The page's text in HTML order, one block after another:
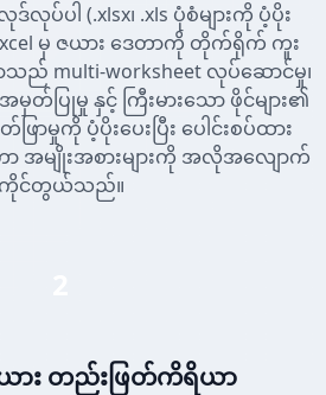
လုပ်ပါ (.xlsx၊ .xls ပုံစံများကို ပံ့ပိုး
မှ ဇယား ဒေတာကို တိုက်ရိုက် ကူး
ည် multi-worksheet လုပ်ဆောင်မှု၊
ပြုမှု နှင့် ကြီးမားသော ဖိုင်များ၏
ဖြာမှုကို ပံ့ပိုးပေးပြီး ပေါင်းစပ်ထား
ာ အမျိုးအစားများကို အလိုအလျောက်
ကိုင်တွယ်သည်။
ား တည်းဖြတ်ကိရိယာ